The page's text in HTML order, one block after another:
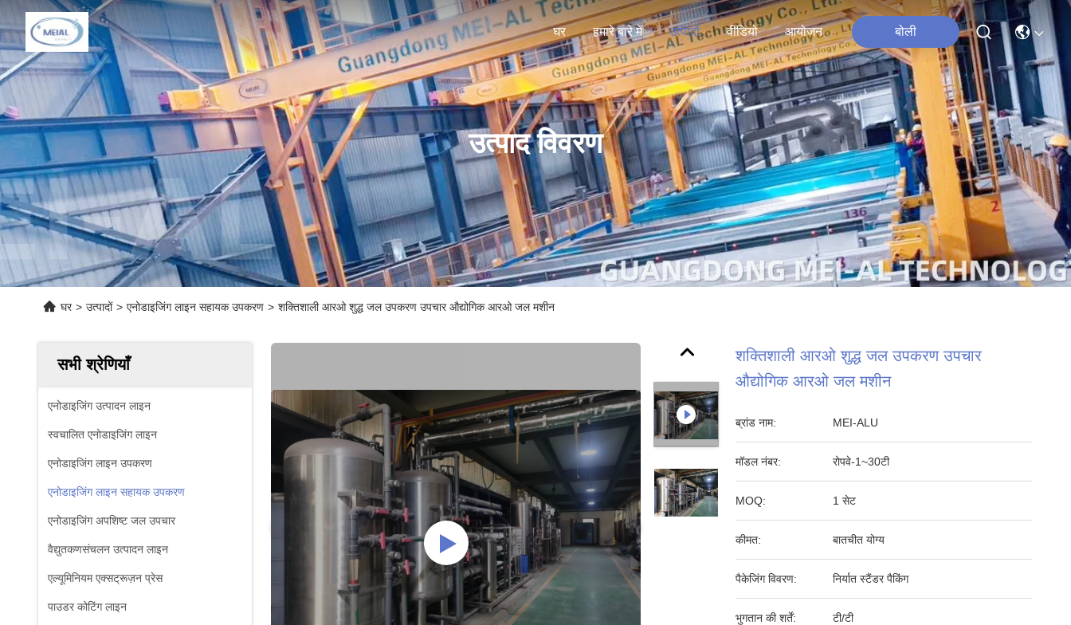
घर हमारे बारे में उत्पादों वीडियो आयोजन बोली
उत्पाद विवरण
घर > उत्पादों > एनोडाइजिंग लाइन सहायक उपकरण > शक्तिशाली आरओ शुद्ध जल उपकरण उपचार औद्योगिक आरओ जल मशीन
सभी श्रेणियाँ
एनोडाइजिंग उत्पादन लाइन
स्वचालित एनोडाइजिंग लाइन
एनोडाइजिंग लाइन उपकरण
एनोडाइजिंग लाइन सहायक उपकरण
एनोडाइजिंग अपशिष्ट जल उपचार
वैद्युतकणसंचलन उत्पादन लाइन
एल्यूमिनियम एक्सट्रूज़न प्रेस
पाउडर कोटिंग लाइन
शक्तिशाली आरओ शुद्ध जल उपकरण उपचार
औद्योगिक आरओ जल मशीन
ब्रांड नाम: MEI-ALU
मॉडल नंबर: रोपवे-1~30टी
MOQ: 1 सेट
कीमत: बातचीत योग्य
पैकेजिंग विवरण: निर्यात स्टैंडर पैकिंग
भुगतान की शर्तें: टी/टी